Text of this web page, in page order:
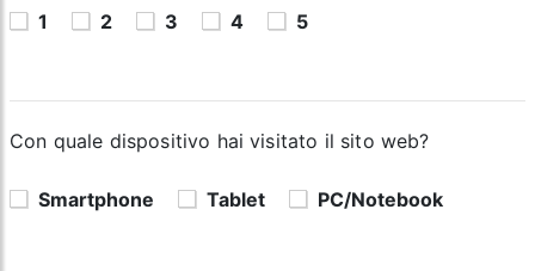
1 2 3 4 5
Con quale dispositivo hai visitato il sito web?
Smartphone Tablet PC/Notebook